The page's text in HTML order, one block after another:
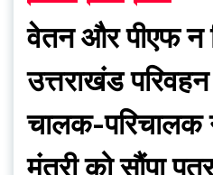
वेतन और पीएफ न
उत्तराखंड
चालक-परिचालक
मंत्री को सौंपा